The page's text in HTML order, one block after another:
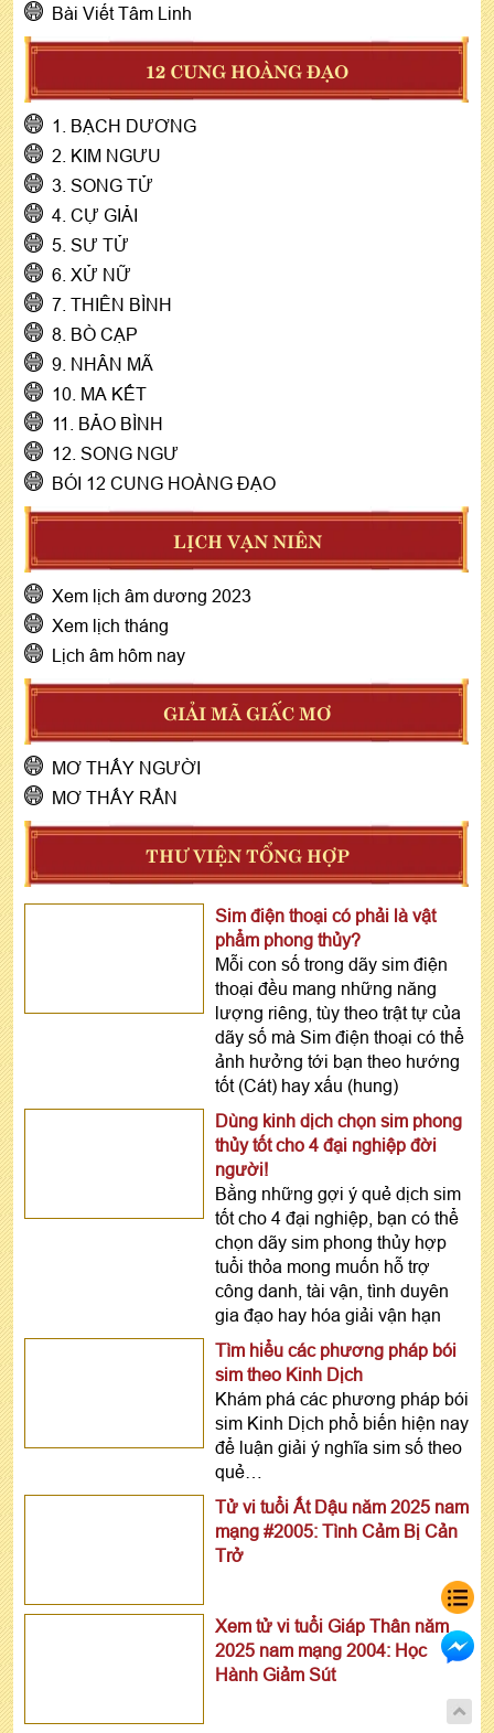
Bài Viết Tâm Linh
12 CUNG HOÀNG ĐẠO
1. BẠCH DƯƠNG
2. KIM NGƯU
3. SONG TỬ
4. CỰ GIẢI
5. SƯ TỬ
6. XỬ NỮ
7. THIÊN BÌNH
8. BÒ CẠP
9. NHÂN MÃ
10. MA KẾT
11. BẢO BÌNH
12. SONG NGƯ
BÓI 12 CUNG HOÀNG ĐẠO
LỊCH VẠN NIÊN
Xem lịch âm dương 2023
Xem lịch tháng
Lịch âm hôm nay
GIẢI MÃ GIẤC MƠ
MƠ THẤY NGƯỜI
MƠ THẤY RẮN
THƯ VIỆN TỔNG HỢP
Sim điện thoại có phải là vật
phẩm phong thủy?
Mỗi con số trong dãy sim điện
thoại đều mang những năng
lượng riêng, tùy theo trật tự của
dãy số mà Sim điện thoại có thể
ảnh hưởng tới bạn theo hướng
tốt (Cát) hay xấu (hung)
Dùng kinh dịch chọn sim phong
thủy tốt cho 4 đại nghiệp đời
người!
Bằng những gợi ý quẻ dịch sim
tốt cho 4 đại nghiệp, bạn có thể
chọn dãy sim phong thủy hợp
tuổi thỏa mong muốn hỗ trợ
công danh, tài vận, tình duyên
gia đạo hay hóa giải vận hạn
Tìm hiểu các phương pháp bói
sim theo Kinh Dịch
Khám phá các phương pháp bói
sim Kinh Dịch phổ biến hiện nay
để luận giải ý nghĩa sim số theo
quẻ…
Tử vi tuổi Ất Dậu năm 2025 nam
mạng #2005: Tình Cảm Bị Cản
Trở
Xem tử vi tuổi Giáp Thân năm
2025 nam mạng 2004: Học
Hành Giảm Sút